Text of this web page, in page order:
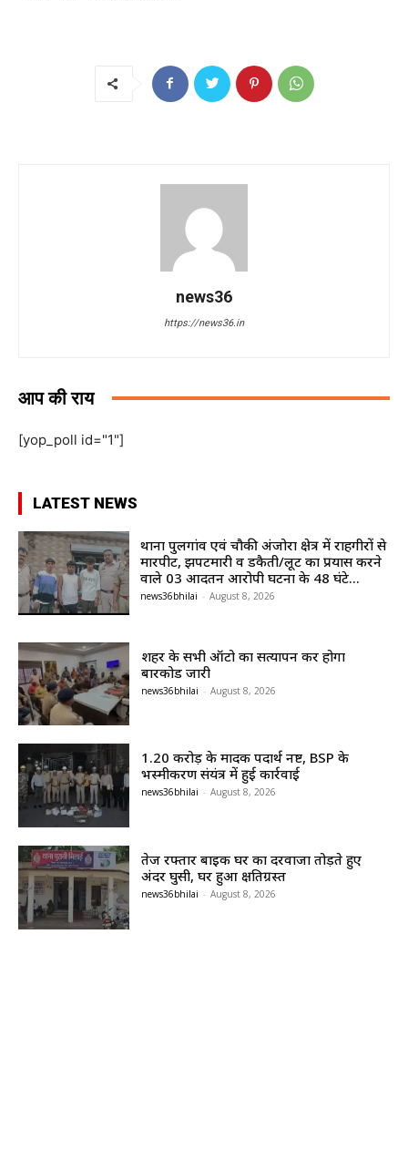
news36
https://news36.in
आप की राय
[yop_poll id="1"]
LATEST NEWS
थाना पुलगांव एवं चौकी अंजोरा क्षेत्र में राहगीरों से
मारपीट, झपटमारी व डकैती/लूट का प्रयास करने
वाले 03 आदतन आरोपी घटना के 48 घंटे...
news36bhilai - August 8, 2026
शहर के सभी ऑटो का सत्यापन कर होगा
बारकोड जारी
news36bhilai - August 8, 2026
1.20 करोड़ के मादक पदार्थ नष्ट, BSP के
भस्मीकरण संयंत्र में हुई कार्रवाई
news36bhilai - August 8, 2026
तेज रफ्तार बाइक घर का दरवाजा तोड़ते हुए
अंदर घुसी, घर हुआ क्षतिग्रस्त
news36bhilai - August 8, 2026